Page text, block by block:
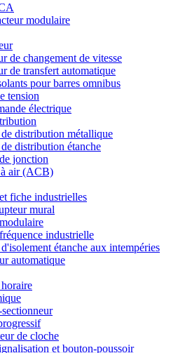
modulaire
de changement de vitesse
de transfert automatique
pour barres omnibus
tension
électrique
distribution métallique
distribution étanche
jonction
air (ACB)
fiche industrielles
mural
industrielle
étanche aux intempéries
automatique
de cloche
et bouton-poussoir